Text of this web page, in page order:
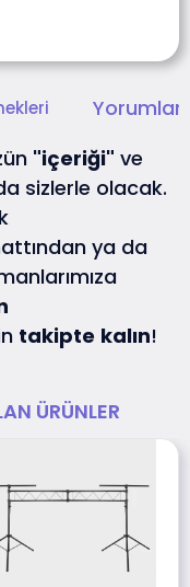
"içeriği" ve
sizlerle olacak.
ya da
takipte kalın!
ÜRÜNLER